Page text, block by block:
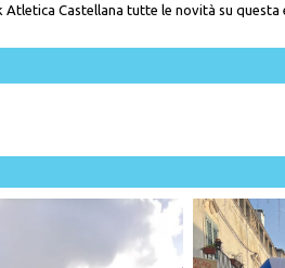
Atletica Castellana tutte le novità su